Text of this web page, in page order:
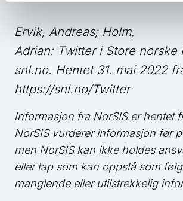
Ervik, Andreas; Holm,
Adrian: Twitter i Store norske
snl.no. Hentet 31. mai 2022
https://snl.no/Twitter
Informasjon fra NorSIS er hentet
NorSISvurderer informasjon før
men NorSISkan ikke holdes
eller tap som kan oppstå som
manglende eller utilstrekkelig